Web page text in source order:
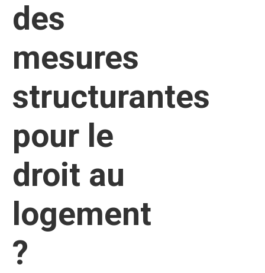
des
mesures
structurantes
pour le
droit au
logement
?